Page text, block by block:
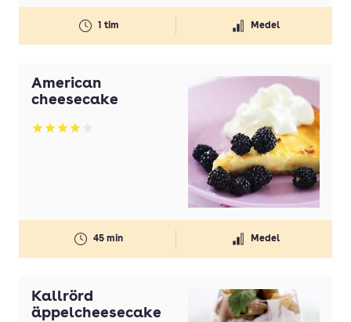
1 tim Medel
American
cheesecake
Betyg: 4 av 5
45 min Medel
Kallrörd
äppelcheesecake